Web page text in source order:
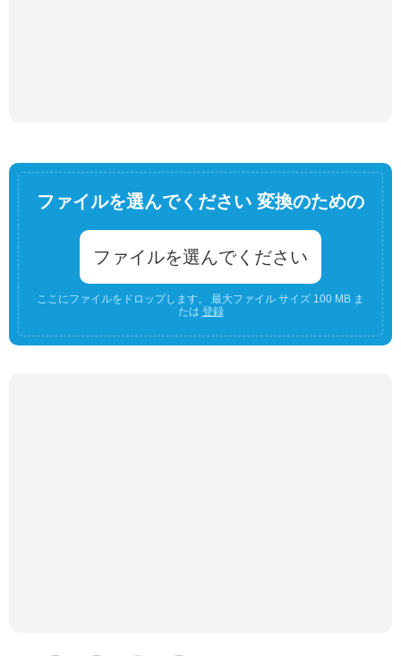
ファイルを選んでください 変換のための
ファイルを選んでください
ここにファイルをドロップします。 最大ファイル サイズ 100 MB ま
たは 登録